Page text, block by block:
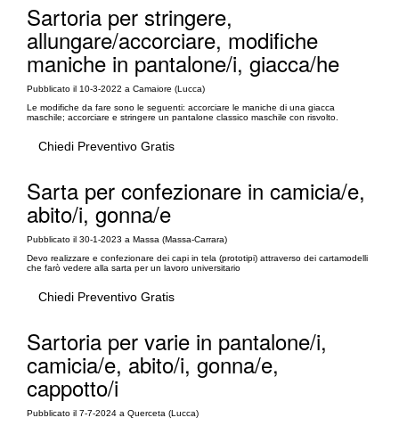
Sartoria per stringere,
allungare/accorciare, modifiche
maniche in pantalone/i, giacca/he
Pubblicato il 10-3-2022 a Camaiore (Lucca)
Le modifiche da fare sono le seguenti: accorciare le maniche di una giacca
maschile; accorciare e stringere un pantalone classico maschile con risvolto.
Chiedi Preventivo Gratis
Sarta per confezionare in camicia/e,
abito/i, gonna/e
Pubblicato il 30-1-2023 a Massa (Massa-Carrara)
Devo realizzare e confezionare dei capi in tela (prototipi) attraverso dei cartamodelli
che farò vedere alla sarta per un lavoro universitario
Chiedi Preventivo Gratis
Sartoria per varie in pantalone/i,
camicia/e, abito/i, gonna/e,
cappotto/i
Pubblicato il 7-7-2024 a Querceta (Lucca)